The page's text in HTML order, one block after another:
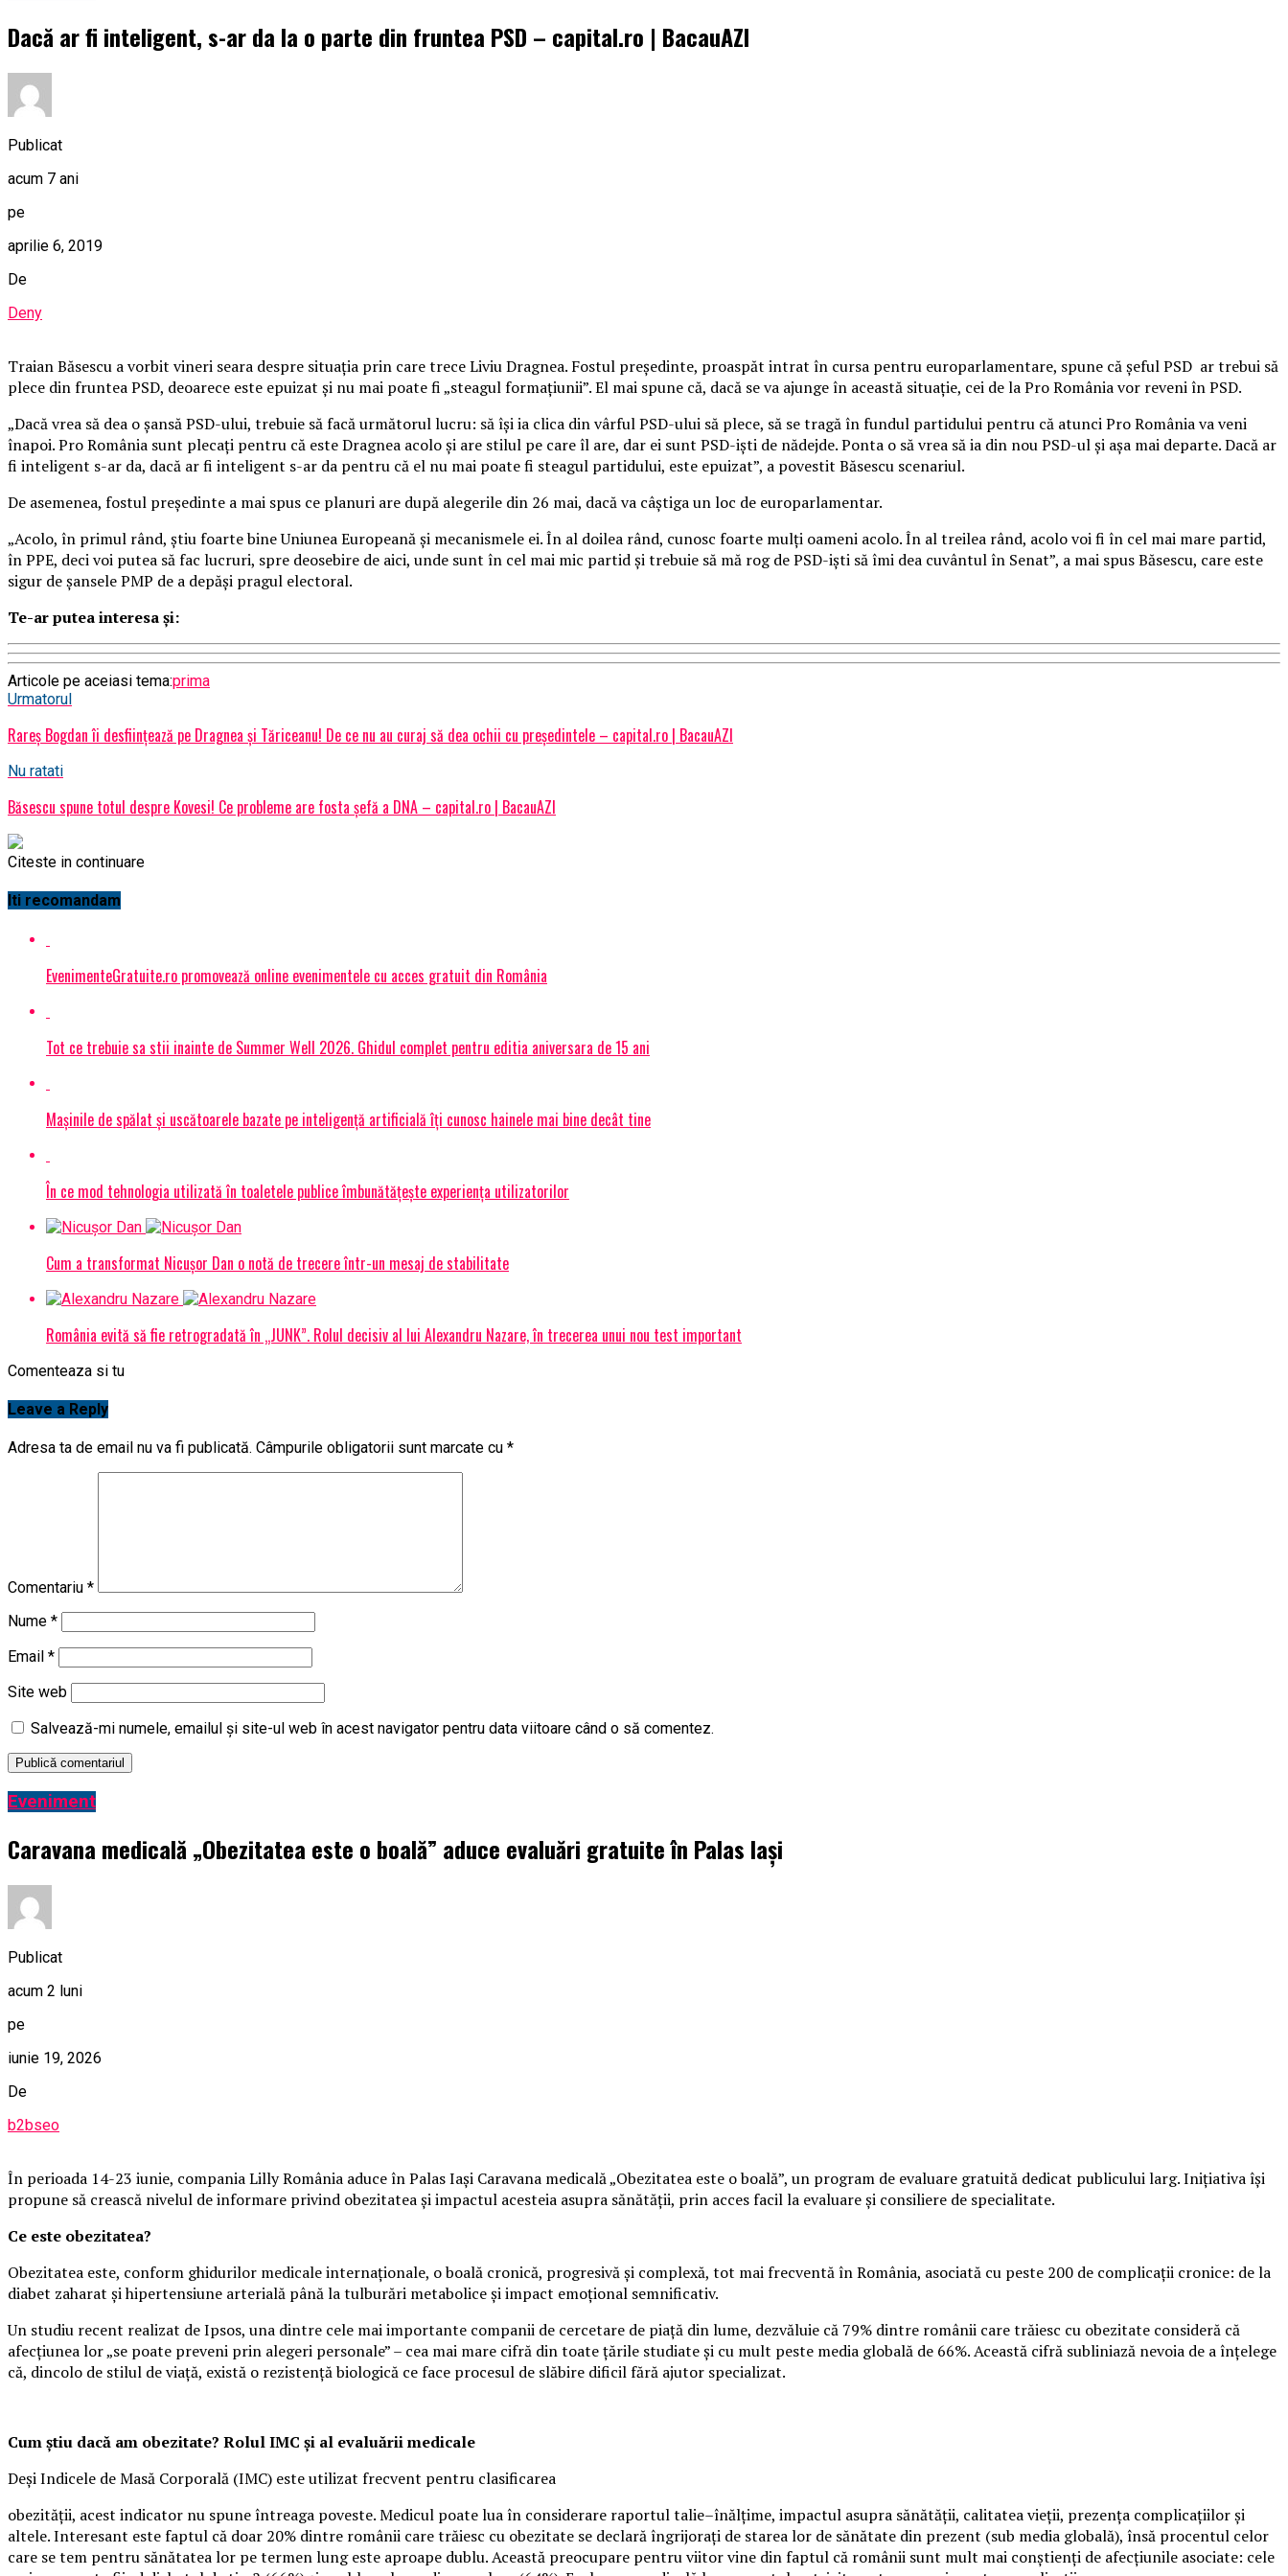
Dacă ar fi inteligent, s-ar da la o parte din fruntea PSD – capital.ro | BacauAZI
Publicat
acum 7 ani
pe
aprilie 6, 2019
De
Deny
Traian Băsescu a vorbit vineri seara despre situaţia prin care trece Liviu Dragnea. Fostul preşedinte, proaspăt intrat în cursa pentru europarlamentare, spune că şeful PSD ar trebui să
plece din fruntea PSD, deoarece este epuizat şi nu mai poate fi „steagul formaţiunii”. El mai spune că, dacă se va ajunge în această situaţie, cei de la Pro România vor reveni în PSD.
„Dacă vrea să dea o şansă PSD-ului, trebuie să facă următorul lucru: să îşi ia clica din vârful PSD-ului să plece, să se tragă în fundul partidului pentru că atunci Pro România va veni
înapoi. Pro România sunt plecaţi pentru că este Dragnea acolo şi are stilul pe care îl are, dar ei sunt PSD-işti de nădejde. Ponta o să vrea să ia din nou PSD-ul şi aşa mai departe. Dacă ar
fi inteligent s-ar da, dacă ar fi inteligent s-ar da pentru că el nu mai poate fi steagul partidului, este epuizat”, a povestit Băsescu scenariul.
De asemenea, fostul preşedinte a mai spus ce planuri are după alegerile din 26 mai, dacă va câştiga un loc de europarlamentar.
„Acolo, în primul rând, ştiu foarte bine Uniunea Europeană şi mecanismele ei. În al doilea rând, cunosc foarte mulţi oameni acolo. În al treilea rând, acolo voi fi în cel mai mare partid,
în PPE, deci voi putea să fac lucruri, spre deosebire de aici, unde sunt în cel mai mic partid şi trebuie să mă rog de PSD-işti să îmi dea cuvântul în Senat”, a mai spus Băsescu, care este
sigur de şansele PMP de a depăşi pragul electoral.
Te-ar putea interesa și:
Articole pe aceiasi tema:prima
Urmatorul
Rareș Bogdan îi desființează pe Dragnea și Tăriceanu! De ce nu au curaj să dea ochii cu președintele – capital.ro | BacauAZI
Nu ratati
Băsescu spune totul despre Kovesi! Ce probleme are fosta șefă a DNA – capital.ro | BacauAZI
Citeste in continuare
Iti recomandam
EvenimenteGratuite.ro promovează online evenimentele cu acces gratuit din România
Tot ce trebuie sa stii inainte de Summer Well 2026. Ghidul complet pentru editia aniversara de 15 ani
Mașinile de spălat și uscătoarele bazate pe inteligență artificială îți cunosc hainele mai bine decât tine
În ce mod tehnologia utilizată în toaletele publice îmbunătățește experiența utilizatorilor
Cum a transformat Nicușor Dan o notă de trecere într-un mesaj de stabilitate
România evită să fie retrogradată în „JUNK”. Rolul decisiv al lui Alexandru Nazare, în trecerea unui nou test important
Comenteaza si tu
Leave a Reply
Adresa ta de email nu va fi publicată. Câmpurile obligatorii sunt marcate cu *
Comentariu *
Nume *
Email *
Site web
Salvează-mi numele, emailul și site-ul web în acest navigator pentru data viitoare când o să comentez.
Eveniment
Caravana medicală „Obezitatea este o boală” aduce evaluări gratuite în Palas Iași
Publicat
acum 2 luni
pe
iunie 19, 2026
De
b2bseo
În perioada 14-23 iunie, compania Lilly România aduce în Palas Iași Caravana medicală „Obezitatea este o boală”, un program de evaluare gratuită dedicat publicului larg. Inițiativa își
propune să crească nivelul de informare privind obezitatea și impactul acesteia asupra sănătății, prin acces facil la evaluare și consiliere de specialitate.
Ce este obezitatea?
Obezitatea este, conform ghidurilor medicale internaționale, o boală cronică, progresivă și complexă, tot mai frecventă în România, asociată cu peste 200 de complicații cronice: de la
diabet zaharat și hipertensiune arterială până la tulburări metabolice și impact emoțional semnificativ.
Un studiu recent realizat de Ipsos, una dintre cele mai importante companii de cercetare de piață din lume, dezvăluie că 79% dintre românii care trăiesc cu obezitate consideră că
afecțiunea lor „se poate preveni prin alegeri personale” – cea mai mare cifră din toate țările studiate și cu mult peste media globală de 66%. Această cifră subliniază nevoia de a înțelege
că, dincolo de stilul de viață, există o rezistență biologică ce face procesul de slăbire dificil fără ajutor specializat.
Cum știu dacă am obezitate? Rolul IMC și al evaluării medicale
Deși Indicele de Masă Corporală (IMC) este utilizat frecvent pentru clasificarea
obezității, acest indicator nu spune întreaga poveste. Medicul poate lua în considerare raportul talie–înălțime, impactul asupra sănătății, calitatea vieții, prezența complicațiilor și
altele. Interesant este faptul că doar 20% dintre românii care trăiesc cu obezitate se declară îngrijorați de starea lor de sănătate din prezent (sub media globală), însă procentul celor
care se tem pentru sănătatea lor pe termen lung este aproape dublu. Această preocupare pentru viitor vine din faptul că românii sunt mult mai conștienți de afecțiunile asociate: cele